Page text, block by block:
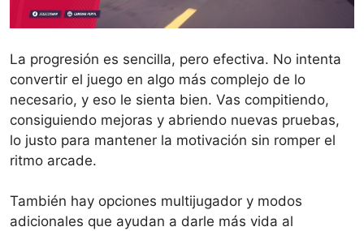
La progresión es sencilla, pero efectiva. No intenta
convertir el juego en algo más complejo de lo
necesario, y eso le sienta bien. Vas compitiendo,
consiguiendo mejoras y abriendo nuevas pruebas,
lo justo para mantener la motivación sin romper el
ritmo arcade.
También hay opciones multijugador y modos
adicionales que ayudan a darle más vida al